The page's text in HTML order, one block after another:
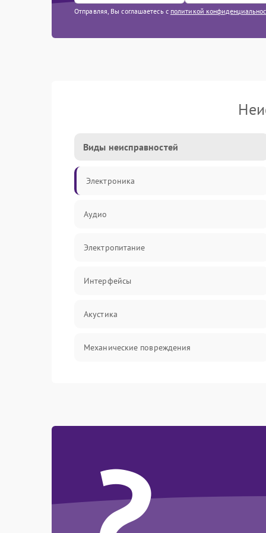
Отправляя, Вы соглашаетесь с политикой
Виды неисправностей
Электроника
Аудио
Электропитание
Интерфейсы
Акустика
Механические повреждения